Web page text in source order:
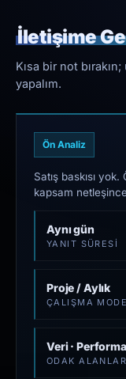
İletişime
Kısa bir not
yapalım.
Ön Analiz
Satış baskısı
kapsam
Aynı gün
YANIT SÜRESI
Proje / Aylık
ÇALIŞMA
Veri ·
ODAK